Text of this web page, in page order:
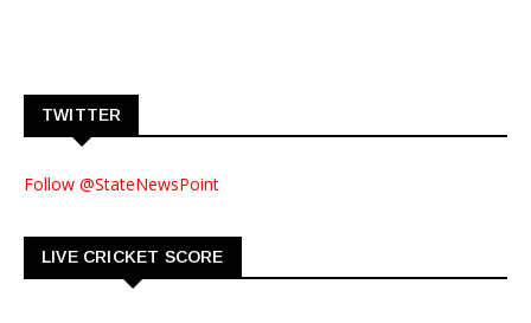
TWITTER
Follow @StateNewsPoint
LIVE CRICKET SCORE